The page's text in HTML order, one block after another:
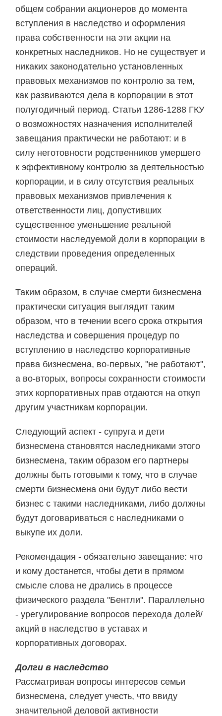
общем собрании акционеров до момента
вступления в наследство и оформления
права собственности на эти акции на
конкретных наследников. Но не существует и
никаких законодательно установленных
правовых механизмов по контролю за тем,
как развиваются дела в корпорации в этот
полугодичный период. Статьи 1286-1288 ГКУ
о возможностях назначения исполнителей
завещания практически не работают: и в
силу неготовности родственников умершего
к эффективному контролю за деятельностью
корпорации, и в силу отсутствия реальных
правовых механизмов привлечения к
ответственности лиц, допустивших
существенное уменьшение реальной
стоимости наследуемой доли в корпорации в
следствии проведения определенных
операций.
Таким образом, в случае смерти бизнесмена
практически ситуация выглядит таким
образом, что в течении всего срока открытия
наследства и совершения процедур по
вступлению в наследство корпоративные
права бизнесмена, во-первых, "не работают",
а во-вторых, вопросы сохранности стоимости
этих корпоративных прав отдаются на откуп
другим участникам корпорации.
Следующий аспект - супруга и дети
бизнесмена становятся наследниками этого
бизнесмена, таким образом его партнеры
должны быть готовыми к тому, что в случае
смерти бизнесмена они будут либо вести
бизнес с такими наследниками, либо должны
будут договариваться с наследниками о
выкупе их доли.
Рекомендация - обязательно завещание: что
и кому достанется, чтобы дети в прямом
смысле слова не дрались в процессе
физического раздела "Бентли". Параллельно
- урегулирование вопросов перехода долей/
акций в наследство в уставах и
корпоративных договорах.
Долги в наследство
Рассматривая вопросы интересов семьи
бизнесмена, следует учесть, что ввиду
значительной деловой активности